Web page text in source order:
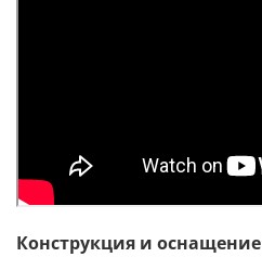
Конструкция и оснащение